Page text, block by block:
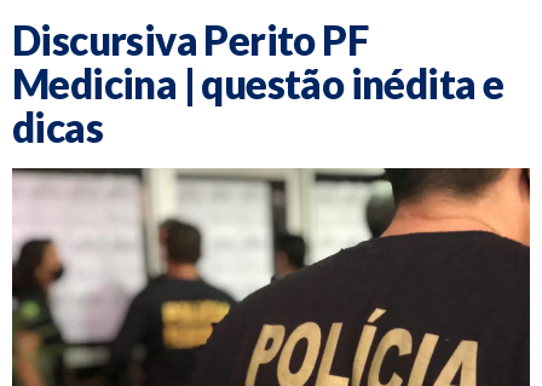
Discursiva Perito PF
Medicina | questão inédita e
dicas